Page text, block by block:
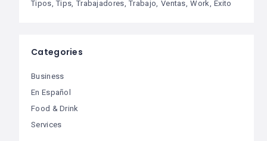
Tipos Tips Trabajadores Trabajo Ventas Work Éxito
Categories
Business
En Español
Food & Drink
Services